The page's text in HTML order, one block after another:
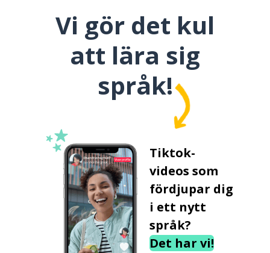
Vi gör det kul
att lära sig
språk!
Tiktok-
videos som
fördjupar dig
i ett nytt
språk?
Det har vi!